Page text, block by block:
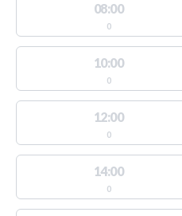
08:00
0
10:00
0
12:00
0
14:00
0